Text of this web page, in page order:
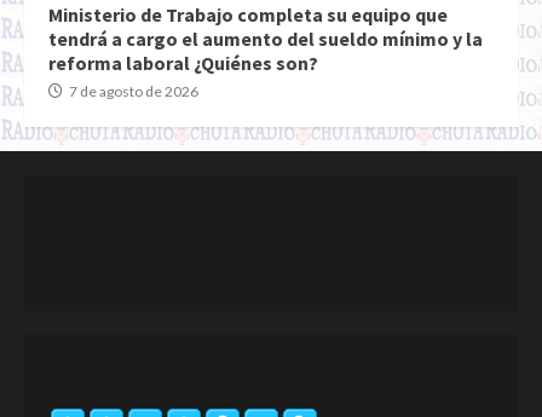
Ministerio de Trabajo completa su equipo que
tendrá a cargo el aumento del sueldo mínimo y la
reforma laboral ¿Quiénes son?
7 de agosto de 2026